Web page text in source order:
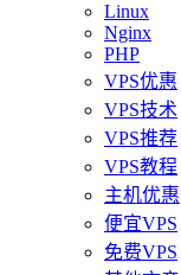
Linux
Nginx
PHP
VPS优惠
VPS技术
VPS推荐
VPS教程
主机优惠
便宜VPS
免费VPS